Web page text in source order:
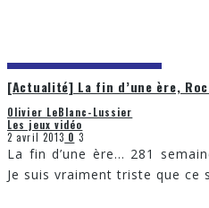
[Actualité] La fin d’une ère,
Olivier LeBlanc-Lussier
Les jeux vidéo
2 avril 2013 0 3
La fin d’une ère… 281
Je suis vraiment triste que ce